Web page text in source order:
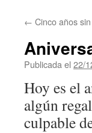
← Cinco años
Publicada el 22/
Hoy es el
algún
culpable